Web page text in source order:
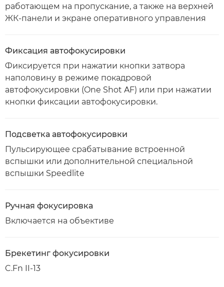
работающем на пропускание, а также на верхней
ЖК-панели и экране оперативного управления
Фиксация автофокусировки
Фиксируется при нажатии кнопки затвора
наполовину в режиме покадровой
автофокусировки (One Shot AF) или при нажатии
кнопки фиксации автофокусировки.
Подсветка автофокусировки
Пульсирующее срабатывание встроенной
вспышки или дополнительной специальной
вспышки Speedlite
Ручная фокусировка
Включается на объективе
Брекетинг фокусировки
C.Fn II-13